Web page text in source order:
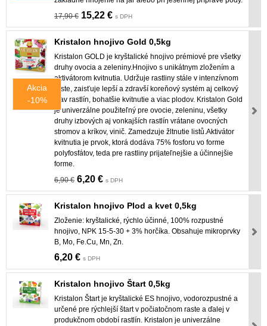
17,90 € 15,22 € s DPH
Akcia
-10%
Kristalon hnojivo Gold 0,5kg
Kristalon GOLD je kryštalické hnojivo prémiové pre všetky
druhy ovocia a zeleniny.Hnojivo s unikátnym zložením a
aktivátorom kvitnutia. Udržuje rastliny stále v intenzívnom
raste, zaisťuje lepší a zdravší koreňový systém aj celkový
stav rastlín, bohatšie kvitnutie a viac plodov. Kristalon Gold
je univerzálne použiteľný pre ovocie, zeleninu, všetky
druhy izbových aj vonkajších rastlín vrátane ovocných
stromov a kríkov, vinič. Zamedzuje žltnutie listů.Aktivátor
kvitnutia je prvok, ktorá dodáva 75% fosforu vo forme
polyfosfátov, teda pre rastliny prijateľnejšie a účinnejšie
forme.
6,90 € 6,20 € s DPH
Kristalon hnojivo Plod a kvet 0,5kg
Zloženie: kryštalické, rýchlo účinné, 100% rozpustné
hnojivo, NPK 15-5-30 + 3% horčíka. Obsahuje mikroprvky
B, Mo, Fe.Cu, Mn, Zn.
6,20 € s DPH
Kristalon hnojivo Štart 0,5kg
Kristalon Štart je kryštalické ES hnojivo, vodorozpustné a
určené pre rýchlejší štart v počiatočnom raste a ďalej v
produkčnom období rastlín. Kristalon je univerzálne